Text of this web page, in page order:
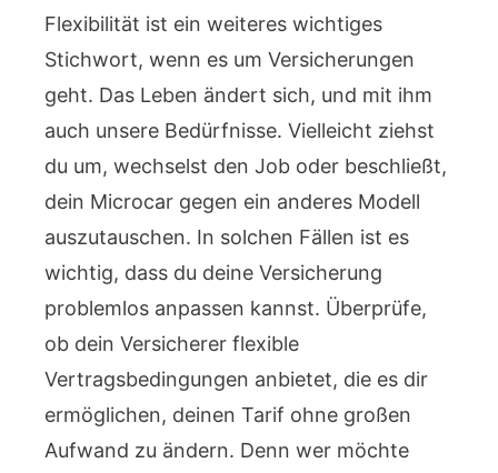
Flexibilität ist ein weiteres wichtiges
Stichwort, wenn es um Versicherungen
geht. Das Leben ändert sich, und mit ihm
auch unsere Bedürfnisse. Vielleicht ziehst
du um, wechselst den Job oder beschließt,
dein Microcar gegen ein anderes Modell
auszutauschen. In solchen Fällen ist es
wichtig, dass du deine Versicherung
problemlos anpassen kannst. Überprüfe,
ob dein Versicherer flexible
Vertragsbedingungen anbietet, die es dir
ermöglichen, deinen Tarif ohne großen
Aufwand zu ändern. Denn wer möchte